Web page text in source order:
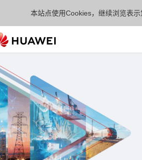
本站点使用Cookies，继续浏览表